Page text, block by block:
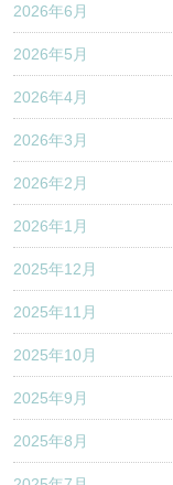
2026年6月
2026年5月
2026年4月
2026年3月
2026年2月
2026年1月
2025年12月
2025年11月
2025年10月
2025年9月
2025年8月